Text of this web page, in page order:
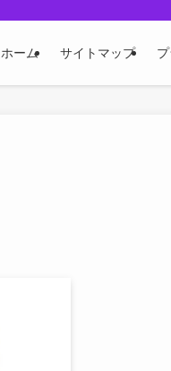
ホーム サイトマップ